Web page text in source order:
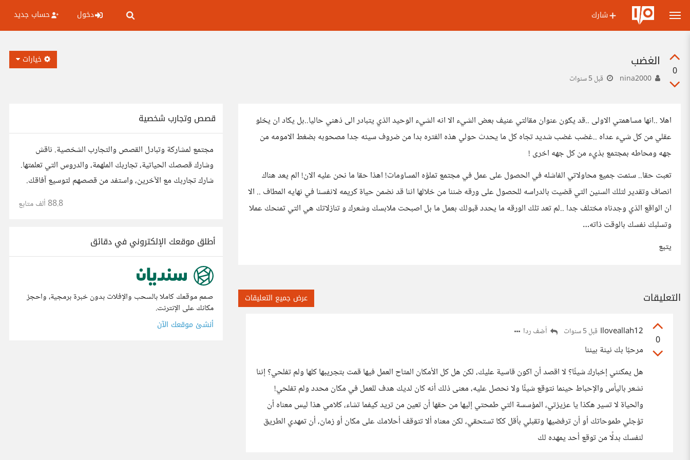
شارك دخول حساب جديد
0
الغضب
قبل 5 سنوات
خيارات
اهلا ..انها مساهمتي الاولى ..قد يكون عنوان مقالتي عنيف بعض الشيء الا انه الشيء الوحيد الذي يتبادر الى ذهني حاليا..بل يكاد ان يخلو
عقلي من كل شيء عداه ..غضب غضب شديد تجاه كل ما يحدث حولي هذه الفتره بدا من ضروف سيئه جدا مصحوبه بضغط الامومه من
جهه ومحاطه بمجتمع بذيء من كل جهه اخرى !
تعبت حقا.. سئمت جميع محاولاتي الفاشله في الحصول على عمل في مجتمع تملؤه المساومات! اهذا حقا ما نحن عليه الان! الم يعد هناك
انصاف وتقدير لتلك السنين التي قضيت بالدراسه للحصول على ورقه ضننا من خلالها اننا قد نضمن حياة كريمه لانفسنا في نهايه المطاف .. الا
ان الواقع الذي وجدناه مختلف جدا ..لم تعد تلك الورقه ما يحدد قبولك بعمل ما بل اصبحت ملابسك وشعرك و تنازلاتك هي التي تمنحك عملا
وتسلبك نفسك بالوقت ذاته…
يتبع
التعليقات عرض جميع التعليقات
0
Iloveallah12 قبل 5 سنوات أضف ردا
مرحبًا بك نينة بيننا
هل يمكنني إخبارك شيئًا؟ لا اقصد أن اكون قاسية عليك، لكن هل كل الأمكان المتاح العمل فيها قمت بتجريبها كلها ولم تفلحي؟ إننا
نشعر باليأس والإحباط حينما نتوقع شيئًا ولا نحصل عليه، معنى ذلك أنه كان لديك هدف للعمل في مكان محدد ولم تفلحي!
والحياة لا تسير هكذا يا عزيزتي، المؤسسة التي طمحتي إليها من حقها أن تعين من تريد كيفما تشاء، كلامي هذا ليس معناه أن
تؤجلي طموحاتك أو أن ترفضيها وتقبلي بأقل ككا تستحقي، لكن معناه ألا تتوقف أحلامك على مكان أو زمان، أن تمهدي الطريق
لنفسك بدلًا من توقع أحد يمهده لك
قصص وتجارب شخصية
مجتمع لمشاركة وتبادل القصص والتجارب الشخصية. ناقش
وشارك قصصك الحياتية، تجاربك الملهمة، والدروس التي تعلمتها.
شارك تجاربك مع الآخرين، واستفد من قصصهم لتوسيع آفاقك.
88.8 ألف متابع
أطلق موقعك الإلكتروني في دقائق
صمم موقعك كاملا بالسحب والإفلات بدون خبرة برمجية، واحجز
مكانك على الإنترنت.
أنشئ موقعك الآن